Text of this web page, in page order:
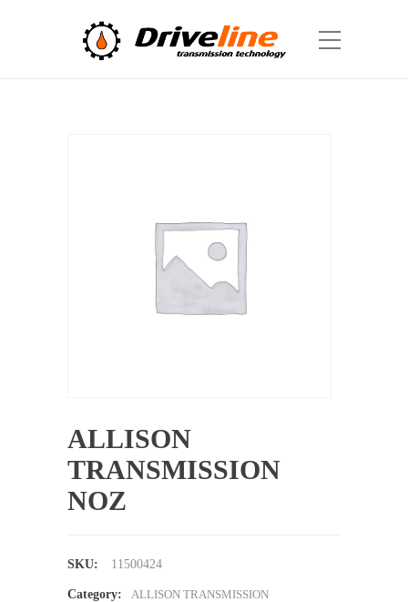
ALLISON
TRANSMISSION
NOZ
SKU: 11500424
Category: ALLISON TRANSMISSION